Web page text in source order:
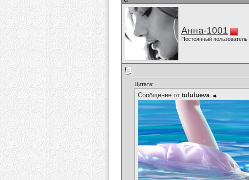
Анна-1001
Постоянный пользователь
Цитата:
Сообщение от tululueva